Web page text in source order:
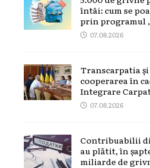
întâi: cum se
prin programul
07.08.2026
Transcarpatia
cooperarea în
Integrare
07.08.2026
Contribuabilii
au plătit, în
miliarde de